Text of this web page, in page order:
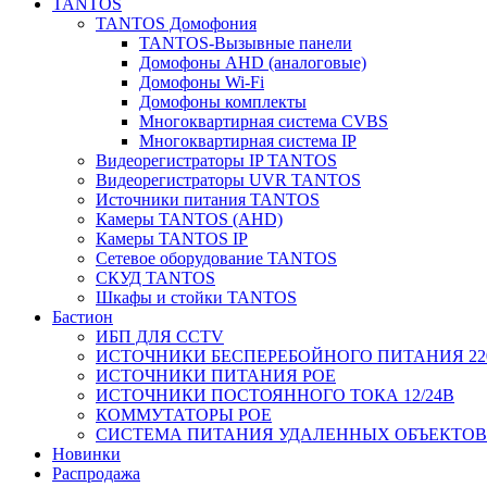
TANTOS
TANTOS Домофония
TANTOS-Вызывные панели
Домофоны AHD (аналоговые)
Домофоны Wi-Fi
Домофоны комплекты
Многоквартирная система CVBS
Многоквартирная система IP
Видеорегистраторы IP TANTOS
Видеорегистраторы UVR TANTOS
Источники питания TANTOS
Камеры TANTOS (AHD)
Камеры TANTOS IP
Сетевое оборудование TANTOS
СКУД TANTOS
Шкафы и стойки TANTOS
Бастион
ИБП ДЛЯ CCTV
ИСТОЧНИКИ БЕСПЕРЕБОЙНОГО ПИТАНИЯ
ИСТОЧНИКИ ПИТАНИЯ POE
ИСТОЧНИКИ ПОСТОЯННОГО ТОКА 12/24В
КОММУТАТОРЫ POE
СИСТЕМА ПИТАНИЯ УДАЛЕННЫХ ОБЪЕКТОВ
Новинки
Распродажа